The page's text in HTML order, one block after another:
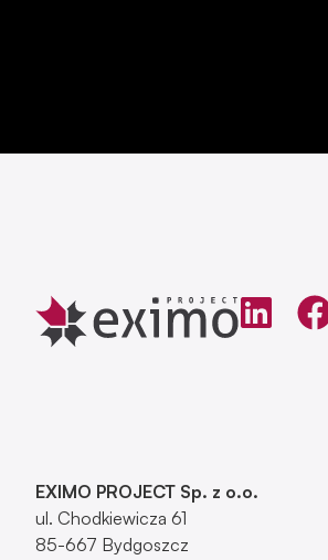
EXIMO PROJECT Sp. z o.o.
ul. Chodkiewicza 61
85-667 Bydgoszcz